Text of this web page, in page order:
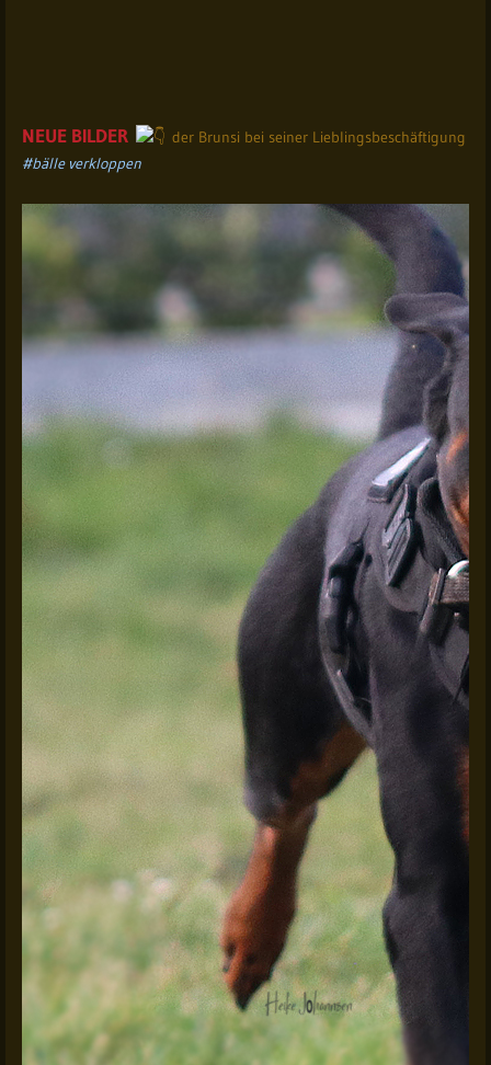
NEUE BILDER
der Brunsi bei seiner Lieblingsbeschäftigung
#bälle verkloppen